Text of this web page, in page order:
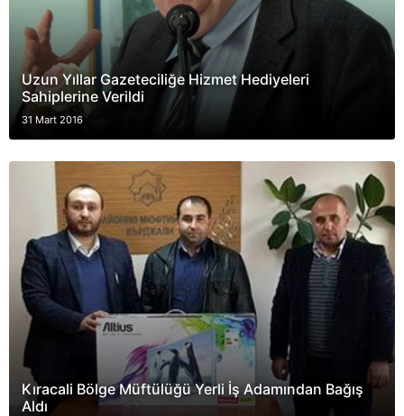
Uzun Yıllar Gazeteciliğe Hizmet Hediyeleri
Sahiplerine Verildi
31 Mart 2016
Kıracali Bölge Müftülüğü Yerli İş Adamından Bağış
Aldı